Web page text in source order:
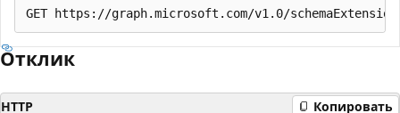
Отклик
HTTP Копировать